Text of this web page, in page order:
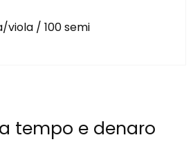
viola / 100 semi
tempo e denaro